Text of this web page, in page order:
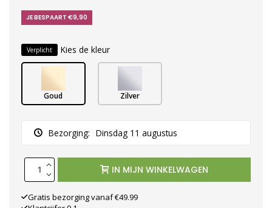
JE BESPAART €9,90
Verplicht Kies de kleur
Goud Zilver
Bezorging: Dinsdag 11 augustus
IN MIJN WINKELWAGEN
Gratis bezorging vanaf €49.99